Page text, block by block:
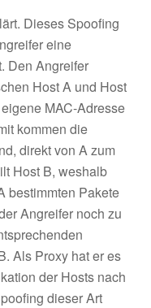
Dieses Spoofing
eine
Den Angreifer
Host A und Host
MAC-Adresse
kommen die
direkt von A zum
Host B, weshalb
bestimmten Pakete
Angreifer noch zu
Als Proxy hat er es
der Hosts nach
dieser Art